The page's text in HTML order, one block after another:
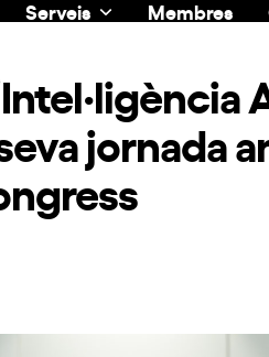
Serveis Membres
jornada